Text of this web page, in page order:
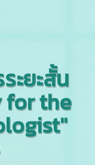
ะยะสั้น
for the